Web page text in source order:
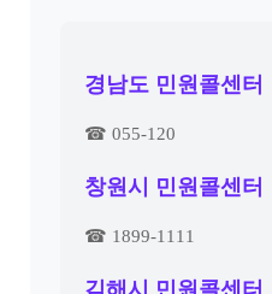
경남도 민원콜센터
☎ 055-120
창원시 민원콜센터
☎ 1899-1111
김해시 민원콜센터